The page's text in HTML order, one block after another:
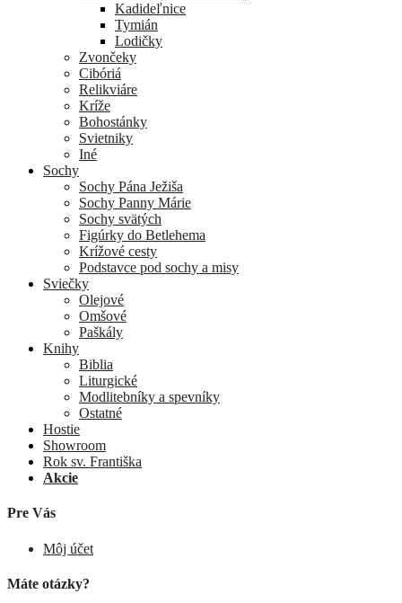
Kadideľnice
Tymián
Lodičky
Zvončeky
Cibóriá
Relikviáre
Kríže
Bohostánky
Svietniky
Iné
Sochy
Sochy Pána Ježiša
Sochy Panny Márie
Sochy svätých
Figúrky do Betlehema
Krížové cesty
Podstavce pod sochy a misy
Sviečky
Olejové
Omšové
Paškály
Knihy
Biblia
Liturgické
Modlitebníky a spevníky
Ostatné
Hostie
Showroom
Rok sv. Františka
Akcie
Pre Vás
Môj účet
Máte otázky?